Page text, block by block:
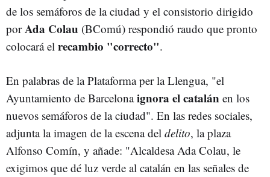
de los semáforos de la ciudad y el consistorio dirigido
porAda Colau (BComú) respondió raudo que pronto
colocará el recambio "correcto".
En palabras de la Plataforma per la Llengua, "el
Ayuntamiento de Barcelonaignora el catalán en los
nuevos semáforos de la ciudad". En las redes sociales,
adjunta la imagen de la escena del delito, la plaza
Alfonso Comín, y añade: "Alcaldesa Ada Colau, le
exigimos que dé luz verde al catalán en las señales de